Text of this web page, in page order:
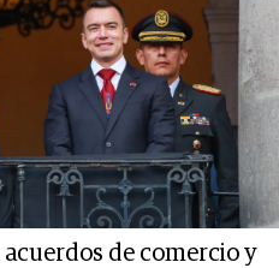
de comercio y